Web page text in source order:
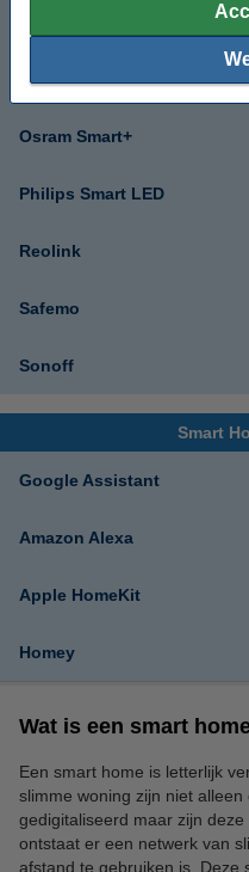
Home Assistant
Osram Smart+
Philips Smart LED
Reolink
Safemo
Sonoff
Smart
Google Assistant
Amazon Alexa
Apple HomeKit
Homey
Wat is een smart
Een smart home is letterlijk
slimme woning zijn niet
gedigitaliseerd maar zijn
ontstaat er een netwerk van
afstand te gebruiken is. Deze